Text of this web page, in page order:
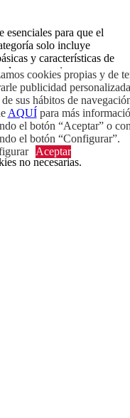
cookies propias y de
publicidad
sus hábitos de
AQUÍpara más
el botón “Aceptar” o
el botón “Configurar”.
Aceptar
esenciales para que el
solo incluye
y características de
ninguna
necesarias para que
para recopilar
anuncios y otros
no necesarias.